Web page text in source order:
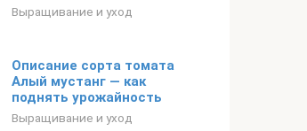
Выращивание и уход
Описание сорта томата
Алый мустанг — как
поднять урожайность
Выращивание и уход